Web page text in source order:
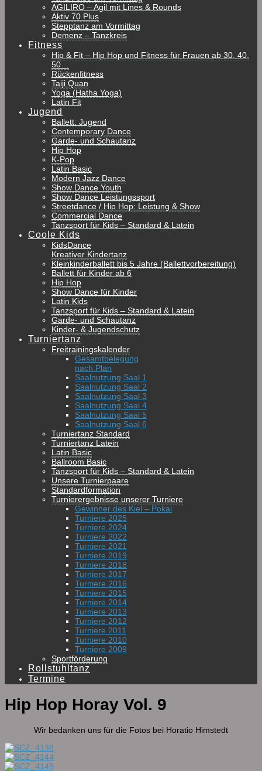
AGILIRO – Agil mit Lines & Rounds
Aktiv 70 Plus
Stepptanz am Vormittag
Demenz – Tanzkreis
Fitness
Hip & Fit – Hip Hop und Fitness für Frauen ab 30, 40,
50…
Rückenfitness
Taiji Quan
Yoga (Hatha Yoga)
Latin Fit
Jugend
Ballett: Jugend
Contemporary Dance
Garde- und Schautanz
Hip Hop
K-Pop
Latin Basic
Modern Jazz Dance
Show Dance Youth
Show Dance Leistungssport
Streetdance / Hip Hop: Leistung & Show
Commercial Dance
Tanzsport für Kids – Standard & Latein
Coole Kids
KidsDance
Kreativer Kindertanz
Kleinkinderballett bis 5 Jahre (Ballettvorbereitung)
Ballett für Kinder ab 6
Hip Hop
Show Dance für Kinder
Latin Kids
Tanzsport für Kids – Standard & Latein
Garde- und Schautanz
Kinder- & Jugendschutz
Turniertanz
Freitrainingskalender
Gesamtbelegung
nach Plan
Saalnutzung Saal 1
Saalnutzung Saal 2
Saalnutzung Saal 3
Saalnutzung Saal 4
Saalnutzung Saal 5
Saalnutzung Saal 6
Turniertanz Standard
Turniertanz Latein
Latin Basic
Ballroom Basic
Tanzsport für Kids – Standard & Latein
Unsere Turnierpaare
Standardformation
Turnierergebnisse unserer Turniere
Gewinner des Kiel – Pokal
Turniere 2025
Turniere 2024
Turniere 2022
Turniere 2021
Turniere 2019
Turniere 2018
Turniere 2017
Turniere 2016
Turniere 2015
Turniere 2014
Turniere 2013
Turniere 2012
Turniere 2011
Turniere 2010
Turniere 2009
Sportförderung
Rollstuhltanz
Termine
Hip Hop Horay Vol. 9
Wir bedanken uns für die Fotos bei Horatio Himstedt